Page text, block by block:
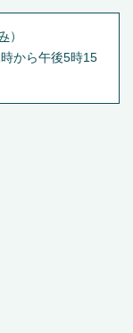
）
から午後5時15